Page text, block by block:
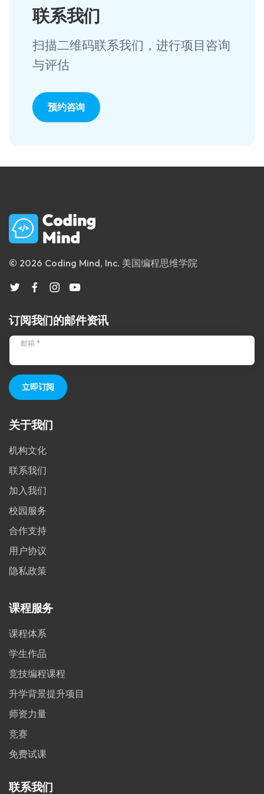
联系我们
扫描二维码联系我们，进行项目咨询
与评估
预约咨询
© 2026 Coding Mind, Inc. 美国编程思维学院
订阅我们的邮件资讯
邮箱 *
立即订阅
关于我们
机构文化
联系我们
加入我们
校园服务
合作支持
用户协议
隐私政策
课程服务
课程体系
学生作品
竞技编程课程
升学背景提升项目
师资力量
竞赛
免费试课
联系我们